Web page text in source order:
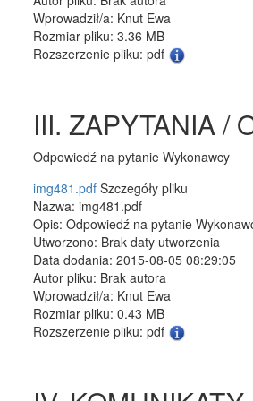
Wprowadził/a: Knut Ewa
Rozmiar pliku: 3.36 MB
Rozszerzenie pliku: pdf
III. ZAPYTANIA /
Odpowiedź na pytanie Wykonawcy
img481.pdf Szczegóły pliku
Nazwa: img481.pdf
Opis: Odpowiedź na pytanie
Utworzono: Brak daty utworzenia
Data dodania: 2015-08-05 08:29:05
Autor pliku: Brak autora
Wprowadził/a: Knut Ewa
Rozmiar pliku: 0.43 MB
Rozszerzenie pliku: pdf